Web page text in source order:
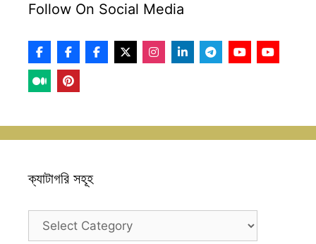
Follow On Social Media
ক্যাটাগরি সহূহ
ক্যাটাগরি